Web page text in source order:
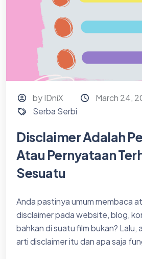
by IDniX
March 24,
Serba Serbi
Disclaimer Adalah
Atau Pernyataan
Sesuatu
Anda pastinya umum membaca
disclaimer pada website, blog,
bahkan di suatu film bukan? Lalu,
arti disclaimer itu dan apa saja